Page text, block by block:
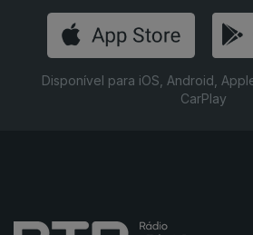
Disponível para iOS, Android,
CarPlay